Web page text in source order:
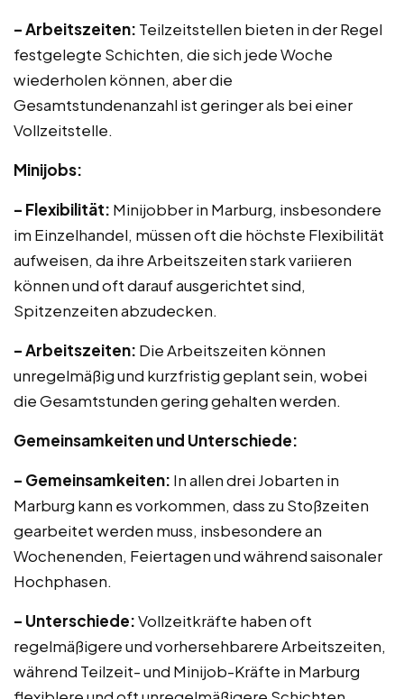
– Arbeitszeiten: Teilzeitstellen bieten in der Regel
festgelegte Schichten, die sich jede Woche
wiederholen können, aber die
Gesamtstundenanzahl ist geringer als bei einer
Vollzeitstelle.
Minijobs:
– Flexibilität: Minijobber in Marburg, insbesondere
im Einzelhandel, müssen oft die höchste Flexibilität
aufweisen, da ihre Arbeitszeiten stark variieren
können und oft darauf ausgerichtet sind,
Spitzenzeiten abzudecken.
– Arbeitszeiten: Die Arbeitszeiten können
unregelmäßig und kurzfristig geplant sein, wobei
die Gesamtstunden gering gehalten werden.
Gemeinsamkeiten und Unterschiede:
– Gemeinsamkeiten: In allen drei Jobarten in
Marburg kann es vorkommen, dass zu Stoßzeiten
gearbeitet werden muss, insbesondere an
Wochenenden, Feiertagen und während saisonaler
Hochphasen.
– Unterschiede:Vollzeitkräfte haben oft
regelmäßigere und vorhersehbarere Arbeitszeiten,
während Teilzeit- und Minijob-Kräfte in Marburg